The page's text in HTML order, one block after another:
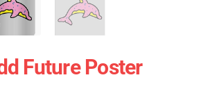
Future Poster